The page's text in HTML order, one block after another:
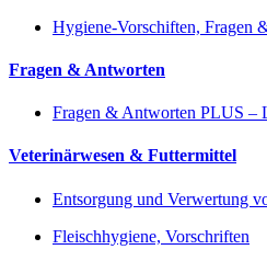
Hygiene-Vorschiften, Fragen
Fragen & Antworten
Fragen & Antworten PLUS –
Veterinärwesen & Futtermittel
Entsorgung und Verwertung
Fleischhygiene, Vorschriften